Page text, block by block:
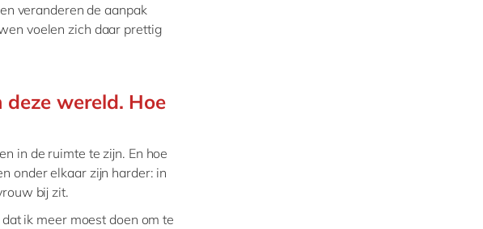
veranderen de aanpak
voelen zich daar prettig
wereld. Hoe
in de ruimte te zijn. En hoe
onder elkaar zijn harder: in
bij zit.
ik meer moest doen om te